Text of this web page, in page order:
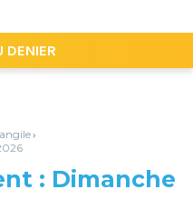
DENIER
›
: Dimanche